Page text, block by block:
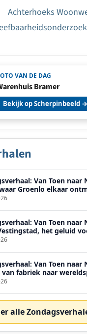
Achterhoeks
VAN DE DAG
Bramer
Bekijk op Scherpinbeeld →
Van Toen naar
Groenlo elkaar
Van Toen naar
het geluid
Van Toen naar
van fabriek naar
alle